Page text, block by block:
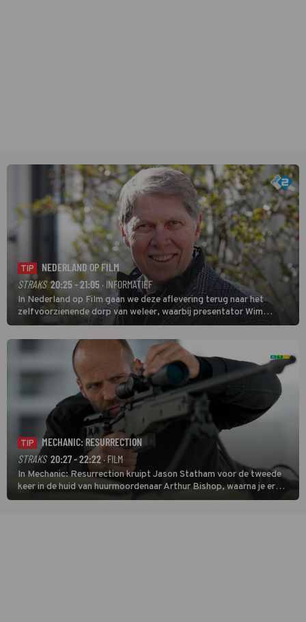
TIP
NEDERLAND OP FILM
STRAKS 20:25 - 21:05 · INFORMATIEF
In Nederland op Film gaan we deze aflevering terug naar het
zelfvoorzienende dorp van weleer, waarbij presentator Wim
Daniëls de kijkers meeneemt op reis door de tijd aan de hand van
unieke amateurbeelden uit verschillende decennia. (HH)
TIP
MECHANIC: RESURRECTION
STRAKS 20:27 - 22:22 · FILM
In Mechanic: Resurrection kruipt Jason Statham voor de tweede
keer in de huid van huurmoordenaar Arthur Bishop, waarna je er
donder op kunt zeggen dat er van Bishops geplande pensioen niet